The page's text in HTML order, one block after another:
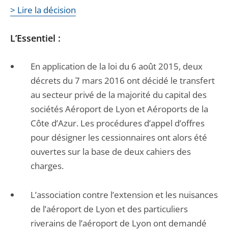
> Lire la décision
L’Essentiel :
En application de la loi du 6 août 2015, deux
décrets du 7 mars 2016 ont décidé le transfert
au secteur privé de la majorité du capital des
sociétés Aéroport de Lyon et Aéroports de la
Côte d’Azur. Les procédures d’appel d’offres
pour désigner les cessionnaires ont alors été
ouvertes sur la base de deux cahiers des
charges.
L’association contre l’extension et les nuisances
de l’aéroport de Lyon et des particuliers
riverains de l’aéroport de Lyon ont demandé